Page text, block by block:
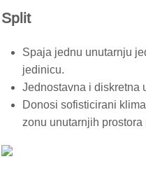
Split
Spaja jednu unutarnju
jedinicu.
Jednostavna i diskretna
Donosi sofisticirani
zonu unutarnjih